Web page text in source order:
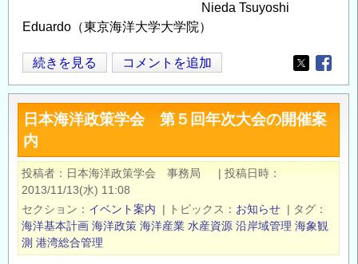
Nieda Tsuyoshi
Eduardo（東京海洋大学大学院）
日
本
海
洋
政
策
学
会
第
６
続きを見る コメントを追加
Opens in
日本海洋政策学会 第５回年次大会の開催案
内
投稿者 日本海洋政策学会 事務局 | 投稿日時
2013/11/13(水) 11:08
セクション
イベント案内 | トピックス お知らせ | タグ
海洋基本計画 海洋政策 海洋産業 水産資源 沿岸域管理 海象観
測 港湾総合管理